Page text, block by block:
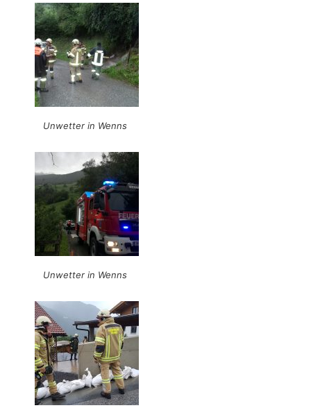
Unwetter in Wenns
Unwetter in Wenns